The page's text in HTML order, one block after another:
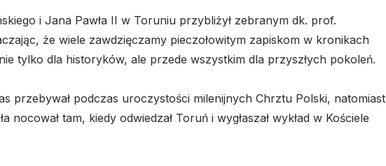
i Jana Pawła II w Toruniu przybliżył zebranym dk. prof.
że wiele zawdzięczamy pieczołowitym zapiskom w kronikach
tylko dla historyków, ale przede wszystkim dla przyszłych pokoleń.
przebywał podczas uroczystości milenijnych Chrztu Polski, natomiast
nocował tam, kiedy odwiedzał Toruń i wygłaszał wykład w Kościele